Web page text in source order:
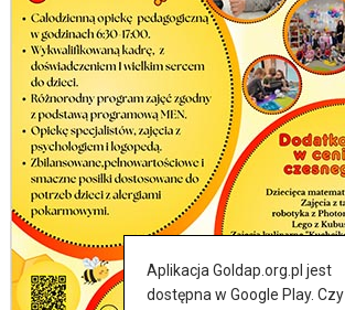
Aplikacja Goldap.org.pl jest
dostępna w Google Play. Czy